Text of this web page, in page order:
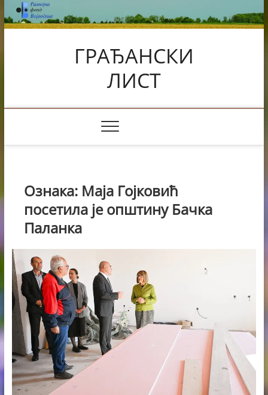
Skip
to
content
ГРАЂАНСКИ
ЛИСТ
Ознака: Маја Гојковић
посетила је општину Бачка
Паланка